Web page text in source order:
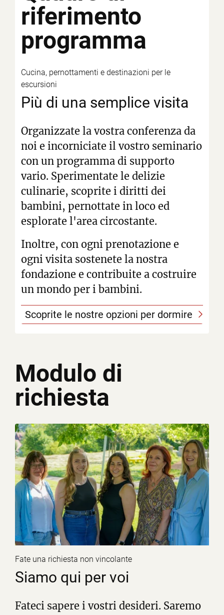
riferimento
programma
Cucina, pernottamenti e destinazioni per le
escursioni
Più di una semplice visita
Organizzate la vostra conferenza da
noi e incorniciate il vostro seminario
con un programma di supporto
vario. Sperimentate le delizie
culinarie, scoprite i diritti dei
bambini, pernottate in loco ed
esplorate l'area circostante.
Inoltre, con ogni prenotazione e
ogni visita sostenete la nostra
fondazione e contribuite a costruire
un mondo per i bambini.
Scoprite le nostre opzioni per dormire
Modulo di
richiesta
Fate una richiesta non vincolante
Siamo qui per voi
Fateci sapere i vostri desideri. Saremo